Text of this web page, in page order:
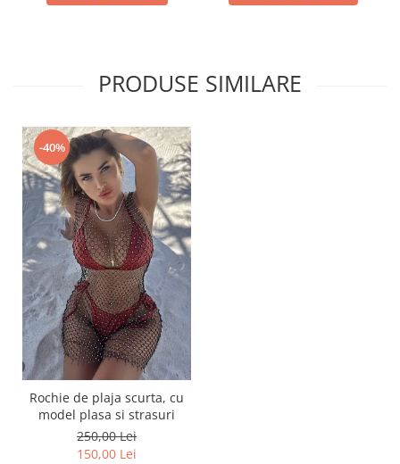
PRODUSE SIMILARE
-40%
Rochie de plaja scurta, cu
model plasa si strasuri
250,00 Lei
150,00 Lei